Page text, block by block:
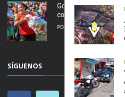
Gobierno de
comunidad de San
POR LA REDACCIÓN
SÍGUENOS